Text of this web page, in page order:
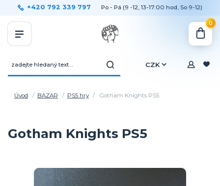
CZK
+420 792 339 797 Po - Pá (9 -12, 13-17:00 hod, So 9-12)
0
Úvod BAZAR PS5 hry Gotham Knights PS5
Gotham Knights PS5